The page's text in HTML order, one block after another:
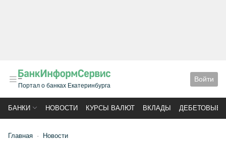
Портал о банках Екатеринбурга
Войти
БАНКИ НОВОСТИ КУРСЫ ВАЛЮТ ВКЛАДЫ ДЕБЕТОВЫЕ
Главная Новости